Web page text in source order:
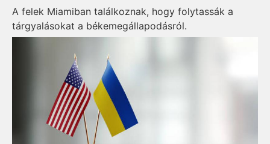
A felek Miamiban találkoznak, hogy folytassák a
tárgyalásokat a békemegállapodásról.